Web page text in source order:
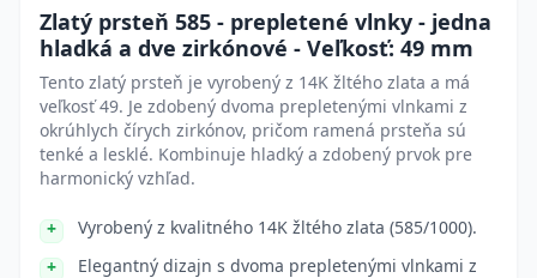
Zlatý prsteň 585 - prepletené vlnky - jedna
hladká a dve zirkónové - Veľkosť: 49 mm
Tento zlatý prsteň je vyrobený z 14K žltého zlata a má
veľkosť 49. Je zdobený dvoma prepletenými vlnkami z
okrúhlych čírych zirkónov, pričom ramená prsteňa sú
tenké a lesklé. Kombinuje hladký a zdobený prvok pre
harmonický vzhľad.
Vyrobený z kvalitného 14K žltého zlata (585/1000).
Elegantný dizajn s dvoma prepletenými vlnkami z